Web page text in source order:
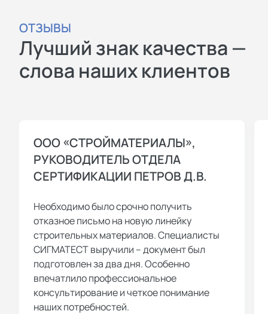
ОТЗЫВЫ
Лучший знак качества —
слова наших клиентов
ООО «СТРОЙМАТЕРИАЛЫ»,
РУКОВОДИТЕЛЬ ОТДЕЛА
СЕРТИФИКАЦИИ ПЕТРОВ Д.В.
Необходимо было срочно получить
отказное письмо на новую линейку
строительных материалов. Специалисты
СИГМАТЕСТ выручили – документ был
подготовлен за два дня. Особенно
впечатлило профессиональное
консультирование и четкое понимание
наших потребностей.